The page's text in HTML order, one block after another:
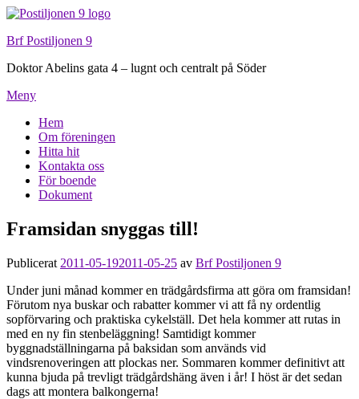
Hoppa
innehåll
Brf Postiljonen 9
Doktor Abelins gata 4 – lugnt och centralt på Söder
Meny
Hem
Om föreningen
Hitta hit
Kontakta oss
För boende
Dokument
Framsidan snyggas till!
Publicerat 2011-05-192011-05-25 av Brf Postiljonen 9
Under juni månad kommer en trädgårdsfirma att göra om framsidan!
Förutom nya buskar och rabatter kommer vi att få ny ordentlig
sopförvaring och praktiska cykelställ. Det hela kommer att rutas in
med en ny fin stenbeläggning! Samtidigt kommer
byggnadställningarna på baksidan som används vid
vindsrenoveringen att plockas ner. Sommaren kommer definitivt att
kunna bjuda på trevligt trädgårdshäng även i år! I höst är det sedan
dags att montera balkongerna!